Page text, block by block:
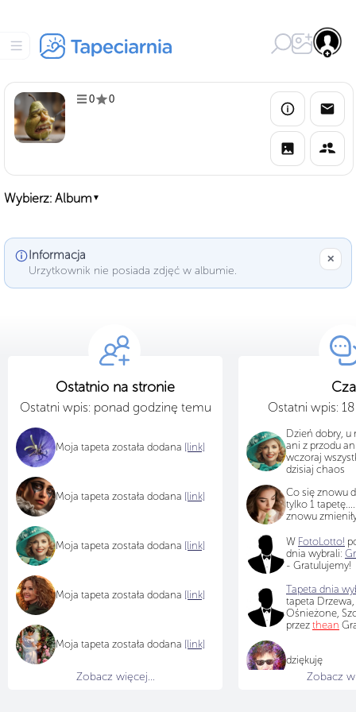
0 0
Wybierz: Album ▼
Informacja
Urzytkownik nie posiada zdjęć w albumie.
✕
Ostatnio na stronie
Ostatni wpis: ponad godzinę temu
Moja tapeta została dodana [link]
Moja tapeta została dodana [link]
Moja tapeta została dodana [link]
Moja tapeta została dodana [link]
Moja tapeta została dodana [link]
Zobacz więcej...
Ostatni wpis:
Dzień dobry, u
ani z przodu
wczoraj
dzisiaj chaos
Co się znowu
tylko 1
znowu
W FotoLotto!
dnia wybrali:
- Gratulujemy!
Tapeta dnia
tapeta
Ośnieżone,
przez thean
dziękuję
Zobacz